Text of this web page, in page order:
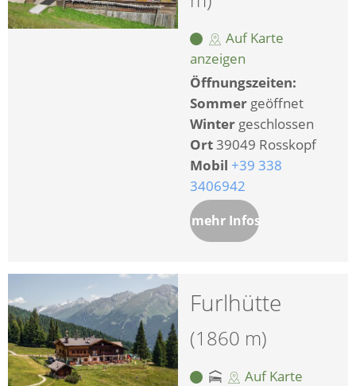
Auf Karte
anzeigen
Öffnungszeiten:
Sommer geöffnet
Winter geschlossen
Ort39049 Rosskopf
Mobil +39 338
3406942
mehr Infos
Furlhütte
(1860 m)
Auf Karte